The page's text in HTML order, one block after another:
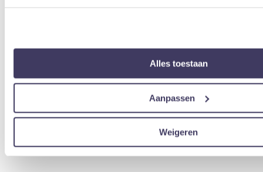
Alles toestaan
Aanpassen
Weigeren